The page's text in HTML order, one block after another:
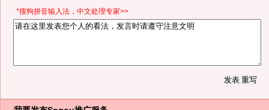
*搜狗拼音输入法，中文处理专家>>